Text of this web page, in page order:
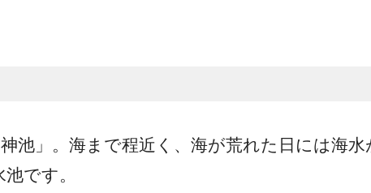
池」。海まで程近く、海が荒れた日には海
です。